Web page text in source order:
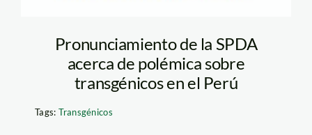
Pronunciamiento de la SPDA
acerca de polémica sobre
transgénicos en el Perú
Tags: Transgénicos